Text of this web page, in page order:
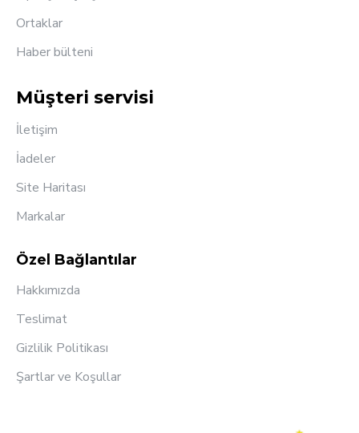
Ortaklar
Haber bülteni
Müşteri servisi
İletişim
İadeler
Site Haritası
Markalar
Özel Bağlantılar
Hakkımızda
Teslimat
Gizlilik Politikası
Şartlar ve Koşullar